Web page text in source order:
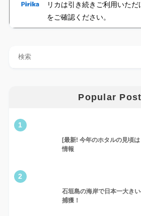
リカは引き続きご利用いた
をご確認ください。
Popular
1
[最新! 今年のホタルの見頃
情報
2
石垣島の海岸で日本一大き
捕獲！